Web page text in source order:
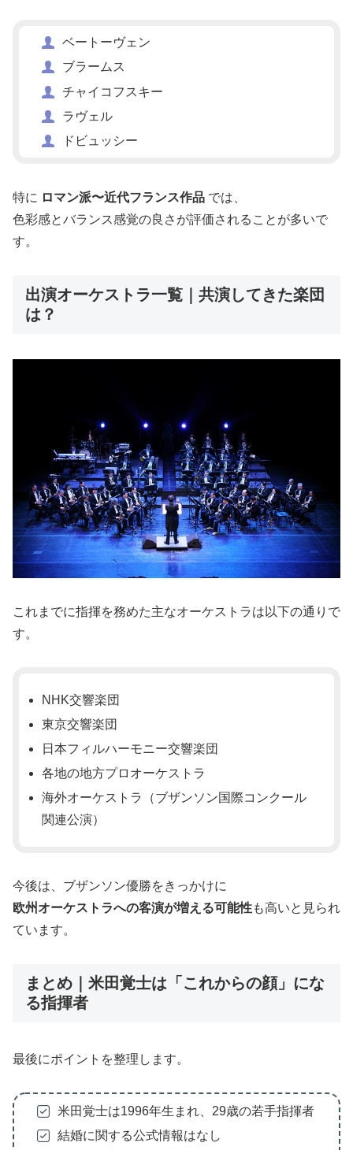
ベートーヴェン
ブラームス
チャイコフスキー
ラヴェル
ドビュッシー
特に ロマン派〜近代フランス作品 では、
色彩感とバランス感覚の良さが評価されることが多いで
す。
出演オーケストラ一覧｜共演してきた楽団
は？
これまでに指揮を務めた主なオーケストラは以下の通りで
す。
NHK交響楽団
東京交響楽団
日本フィルハーモニー交響楽団
各地の地方プロオーケストラ
海外オーケストラ（ブザンソン国際コンクール
関連公演）
今後は、ブザンソン優勝をきっかけに
欧州オーケストラへの客演が増える可能性も高いと見られ
ています。
まとめ｜米田覚士は「これからの顔」にな
る指揮者
最後にポイントを整理します。
米田覚士は1996年生まれ、29歳の若手指揮者
結婚に関する公式情報はなし